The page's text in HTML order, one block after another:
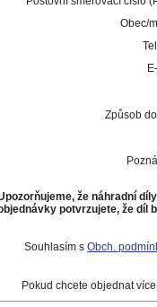
Obec/
Způsob
že náhradní
potvrzujete, že díl
Souhlasím s Obch.
Pokud chcete objednat